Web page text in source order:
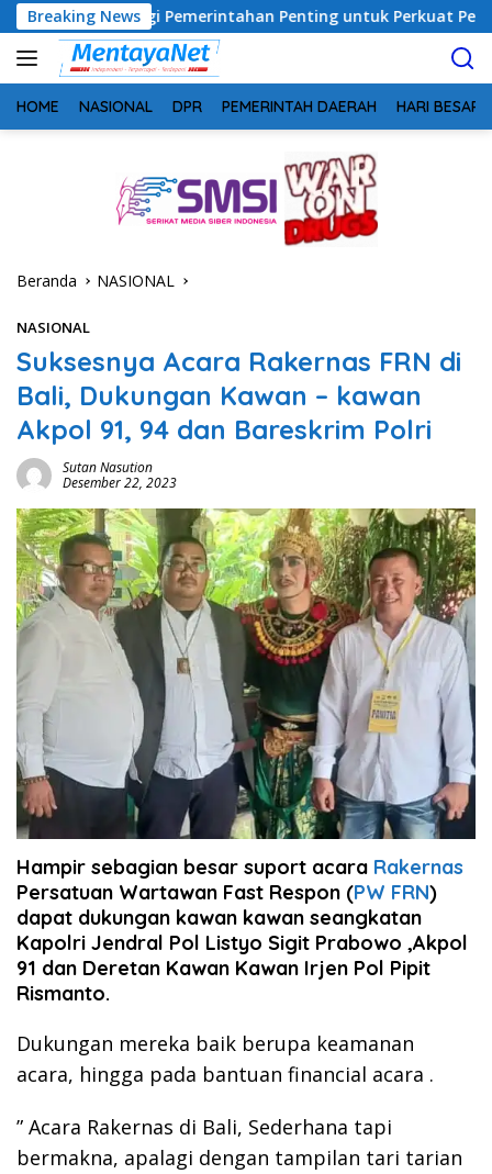
Langsung
ke
konten
Breaking News
Pemerintahan Penting untuk Perkuat Pembangunan Desa
HOME NASIONAL DPR PEMERINTAH DAERAH HARI BESAR
Beranda NASIONAL
NASIONAL
Suksesnya Acara Rakernas FRN di
Bali, Dukungan Kawan – kawan
Akpol 91, 94 dan Bareskrim Polri
Sutan Nasution
Desember 22, 2023
Hampir sebagian besar suport acara Rakernas
Persatuan Wartawan Fast Respon (PW FRN)
dapat dukungan kawan kawan seangkatan
Kapolri Jendral Pol Listyo Sigit Prabowo ,Akpol
91 dan Deretan Kawan Kawan Irjen Pol Pipit
Rismanto.
Dukungan mereka baik berupa keamanan
acara, hingga pada bantuan financial acara .
” Acara Rakernas di Bali, Sederhana tapi
bermakna, apalagi dengan tampilan tari tarian